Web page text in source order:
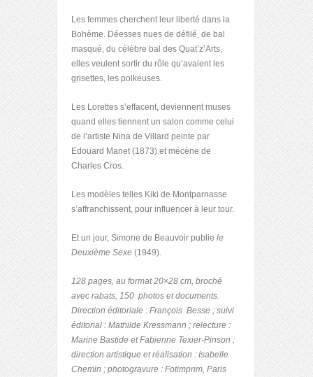
Les femmes cherchent leur liberté dans la
Bohème. Déesses nues de défilé, de bal
masqué, du célèbre bal des Quat’z’Arts,
elles veulent sortir du rôle qu’avaient les
grisettes, les polkeuses.
Les Lorettes s’effacent, deviennent muses
quand elles tiennent un salon comme celui
de l’artiste Nina de Villard peinte par
Edouard Manet (1873) et mécène de
Charles Cros.
Les modèles telles Kiki de Montparnasse
s’affranchissent, pour influencer à leur tour.
Et un jour, Simone de Beauvoir publie le
Deuxième Sexe (1949).
128 pages, au format 20×28 cm, broché
avec rabats, 150 photos et documents.
Direction éditoriale : François Besse ; suivi
éditorial : Mathilde Kressmann ; relecture :
Marine Bastide et Fabienne Texier-Pinson ;
direction artistique et réalisation : Isabelle
Chemin ; photogravure : Fotimprim, Paris